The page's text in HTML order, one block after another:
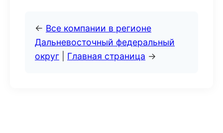
← Все компании в регионе
Дальневосточный федеральный
округ
Главная страница →